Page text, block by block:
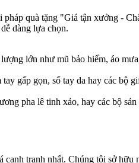
quà tặng "Giá tận xưởng -
dàng lựa chọn.
lớn như mũ bảo hiểm, áo
gấp gọn, sổ tay da hay các bộ
pha lê tinh xảo, hay các bộ
tranh nhất. Chúng tôi sở